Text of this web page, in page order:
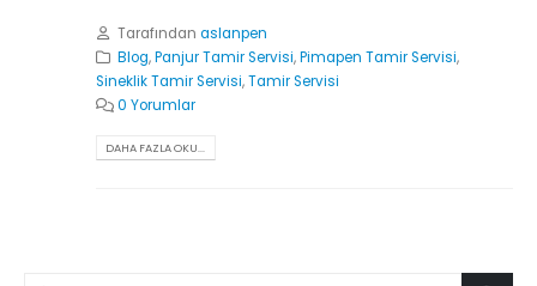
Tarafından aslanpen
Blog,Panjur Tamir Servisi,Pimapen Tamir Servisi,
Sineklik Tamir Servisi,Tamir Servisi
0 Yorumlar
DAHA FAZLA OKU...